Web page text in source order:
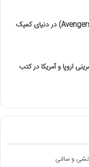
چرا گروه انتقام‌جویان (Avengers) در دنیای کمیک
اروپا و آمریکا در کتب
و سالنی